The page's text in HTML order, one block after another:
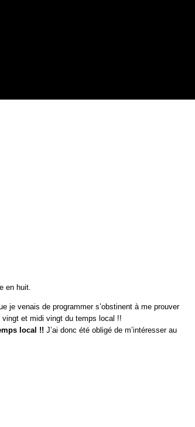
en huit.
je venais de programmer s’obstinent à me prouver
vingt et midi vingt du temps local !!
local !! J’ai donc été obligé de m’intéresser au